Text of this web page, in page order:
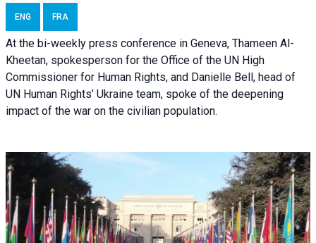
ENG FRA
At the bi-weekly press conference in Geneva, Thameen Al-
Kheetan, spokesperson for the Office of the UN High
Commissioner for Human Rights, and Danielle Bell, head of
UN Human Rights’ Ukraine team, spoke of the deepening
impact of the war on the civilian population.